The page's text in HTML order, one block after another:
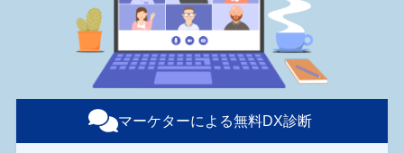
マーケターによる無料DX診断